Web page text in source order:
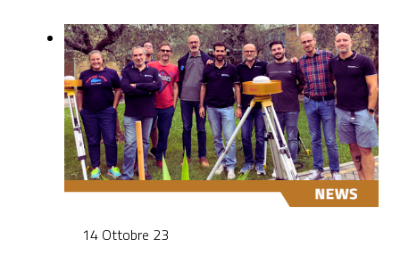
14 Ottobre 23